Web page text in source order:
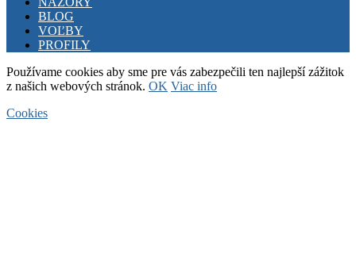
BLOG
VOĽBY
PROFILY
Používame cookies aby sme pre vás zabezpečili ten najlepší zážitok
z našich webových stránok. OK Viac info
Cookies